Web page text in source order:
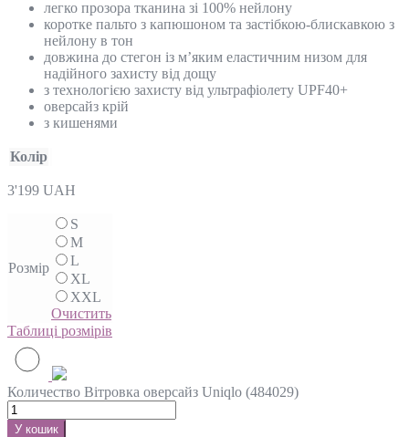
легко прозора тканина зі 100% нейлону
коротке пальто з капюшоном та застібкою-блискавкою з
нейлону в тон
довжина до стегон із м’яким еластичним низом для
надійного захисту від дощу
з технологією захисту від ультрафіолету UPF40+
оверсайз крій
з кишенями
Колір
3'199 UAH
Розмір
S
M
L
XL
XXL
Очистить
Таблиці розмірів
Количество Вітровка оверсайз Uniqlo (484029)
У кошик